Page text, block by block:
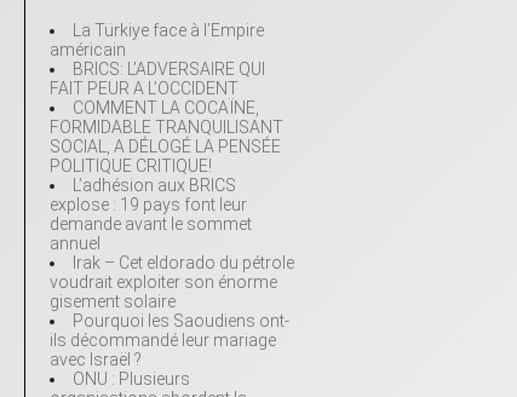
La Türkiye face à l’Empire
américain
BRICS: L’ADVERSAIRE QUI
FAIT PEUR A L’OCCIDENT
COMMENT LA COCAÏNE,
FORMIDABLE TRANQUILISANT
SOCIAL, A DÉLOGÉ LA PENSÉE
POLITIQUE CRITIQUE!
L’adhésion aux BRICS
explose : 19 pays font leur
demande avant le sommet
annuel
Irak – Cet eldorado du pétrole
voudrait exploiter son énorme
gisement solaire
Pourquoi les Saoudiens ont-
ils décommandé leur mariage
avec Israël ?
ONU : Plusieurs